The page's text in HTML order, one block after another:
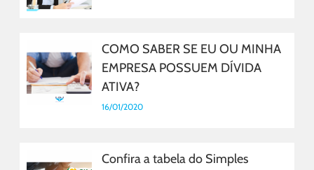
COMO SABER SE EU OU MINHA
EMPRESA POSSUEM DÍVIDA
ATIVA?
16/01/2020
Confira a tabela do Simples